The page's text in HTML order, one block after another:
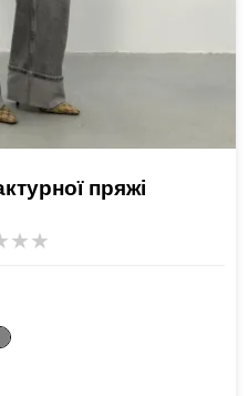
пряжі
★★